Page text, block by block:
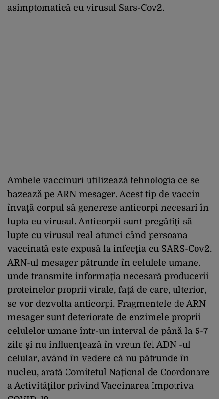
asimptomatică cu virusul Sars-Cov2.
Ambele vaccinuri utilizează tehnologia ce se
bazează pe ARN mesager. Acest tip de vaccin
învaţă corpul să genereze anticorpi necesari în
lupta cu virusul. Anticorpii sunt pregătiţi să
lupte cu virusul real atunci când persoana
vaccinată este expusă la infecţia cu SARS-Cov2.
ARN-ul mesager pătrunde în celulele umane,
unde transmite informaţia necesară producerii
proteinelor proprii virale, faţă de care, ulterior,
se vor dezvolta anticorpi. Fragmentele de ARN
mesager sunt deteriorate de enzimele proprii
celulelor umane într-un interval de până la 5-7
zile şi nu influenţează în vreun fel ADN -ul
celular, având în vedere că nu pătrunde în
nucleu, arată Comitetul Naţional de Coordonare
a Activităţilor privind Vaccinarea împotriva